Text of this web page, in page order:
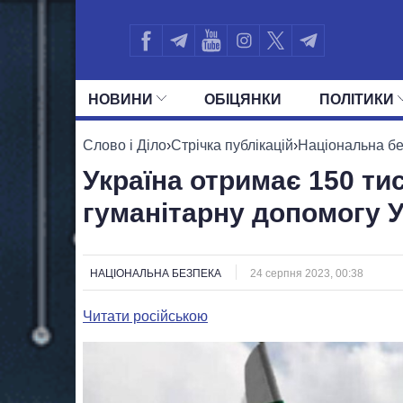
НОВИНИ ОБIЦЯНКИ ПОЛIТИКИ
УСІ ПОЛІТИКИ ПРЕЗИДЕНТ І
Слово і Діло›Стрічка публікацій›Національна
Україна отримає 150
гуманітарну допомогу
НАЦІОНАЛЬНА БЕЗПЕКА 24 серпня 2023, 00:38
Читати російською